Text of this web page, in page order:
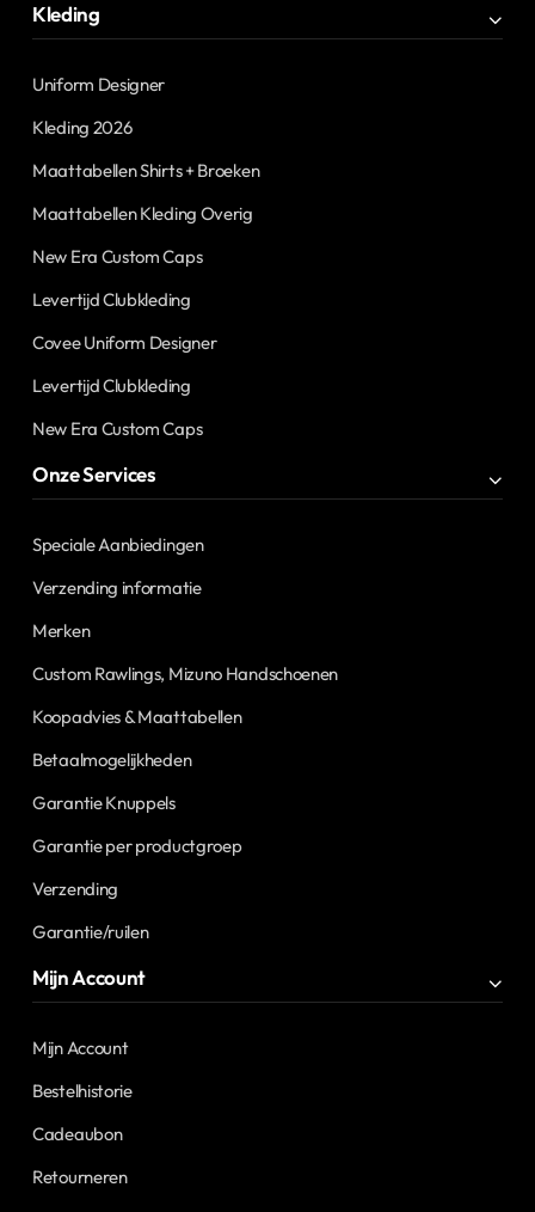
Kleding
Uniform Designer
Kleding 2026
Maattabellen Shirts + Broeken
Maattabellen Kleding Overig
New Era Custom Caps
Levertijd Clubkleding
Covee Uniform Designer
Levertijd Clubkleding
New Era Custom Caps
Onze Services
Speciale Aanbiedingen
Verzending informatie
Merken
Custom Rawlings, Mizuno Handschoenen
Koopadvies & Maattabellen
Betaalmogelijkheden
Garantie Knuppels
Garantie per productgroep
Verzending
Garantie/ruilen
Mijn Account
Mijn Account
Bestelhistorie
Cadeaubon
Retourneren